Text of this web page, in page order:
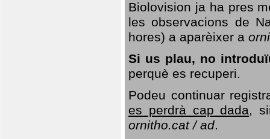
Biolovision ja ha pres
les observacions de
hores) a aparèixer a
Si us plau, no
perquè es recuperi.
Podeu continuar
es perdrà cap dada,
ornitho.cat / ad.